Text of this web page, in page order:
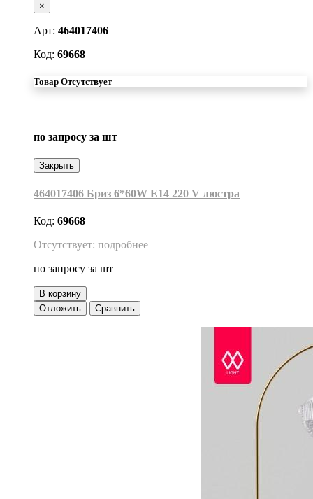
×
Арт: 464017406
Код: 69668
Товар Отсутствует
по запросу за шт
Закрыть
464017406 Бриз 6*60W Е14 220 V люстра
Код: 69668
Отсутствует: подробнее
по запросу за шт
В корзину
Отложить
Сравнить